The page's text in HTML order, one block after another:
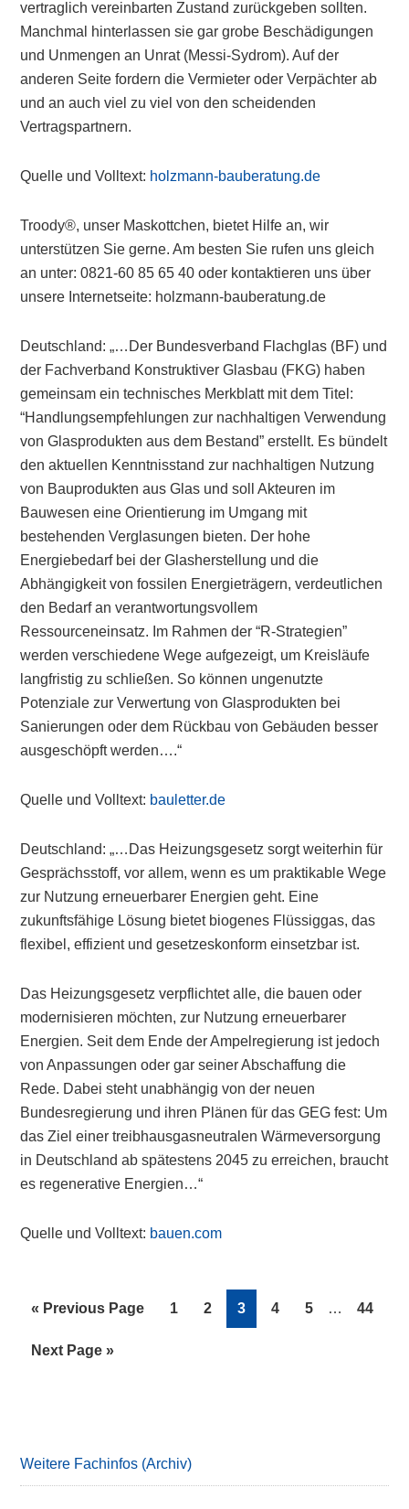
vertraglich vereinbarten Zustand zurückgeben sollten.
Manchmal hinterlassen sie gar grobe Beschädigungen
und Unmengen an Unrat (Messi-Sydrom). Auf der
anderen Seite fordern die Vermieter oder Verpächter ab
und an auch viel zu viel von den scheidenden
Vertragspartnern.
Quelle und Volltext: holzmann-bauberatung.de
Troody®, unser Maskottchen, bietet Hilfe an, wir
unterstützen Sie gerne. Am besten Sie rufen uns gleich
an unter: 0821-60 85 65 40 oder kontaktieren uns über
unsere Internetseite: holzmann-bauberatung.de
Deutschland: „…Der Bundesverband Flachglas (BF) und
der Fachverband Konstruktiver Glasbau (FKG) haben
gemeinsam ein technisches Merkblatt mit dem Titel:
“Handlungsempfehlungen zur nachhaltigen Verwendung
von Glasprodukten aus dem Bestand” erstellt. Es bündelt
den aktuellen Kenntnisstand zur nachhaltigen Nutzung
von Bauprodukten aus Glas und soll Akteuren im
Bauwesen eine Orientierung im Umgang mit
bestehenden Verglasungen bieten. Der hohe
Energiebedarf bei der Glasherstellung und die
Abhängigkeit von fossilen Energieträgern, verdeutlichen
den Bedarf an verantwortungsvollem
Ressourceneinsatz. Im Rahmen der “R-Strategien”
werden verschiedene Wege aufgezeigt, um Kreisläufe
langfristig zu schließen. So können ungenutzte
Potenziale zur Verwertung von Glasprodukten bei
Sanierungen oder dem Rückbau von Gebäuden besser
ausgeschöpft werden….“
Quelle und Volltext: bauletter.de
Deutschland: „…Das Heizungsgesetz sorgt weiterhin für
Gesprächsstoff, vor allem, wenn es um praktikable Wege
zur Nutzung erneuerbarer Energien geht. Eine
zukunftsfähige Lösung bietet biogenes Flüssiggas, das
flexibel, effizient und gesetzeskonform einsetzbar ist.
Das Heizungsgesetz verpflichtet alle, die bauen oder
modernisieren möchten, zur Nutzung erneuerbarer
Energien. Seit dem Ende der Ampelregierung ist jedoch
von Anpassungen oder gar seiner Abschaffung die
Rede. Dabei steht unabhängig von der neuen
Bundesregierung und ihren Plänen für das GEG fest: Um
das Ziel einer treibhausgasneutralen Wärmeversorgung
in Deutschland ab spätestens 2045 zu erreichen, braucht
es regenerative Energien…“
Quelle und Volltext: bauen.com
« Go
Previous Page Page
1 Page
2 Page
3 Page
4 Page
5
Interim
… Page
44
Go
Next Page »
Weitere Fachinfos (Archiv)